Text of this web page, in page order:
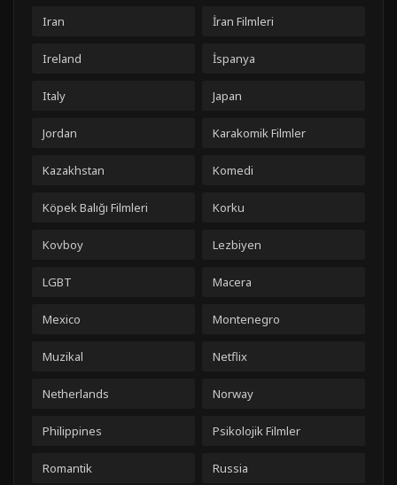
Iran İran Filmleri
Ireland İspanya
Italy Japan
Jordan Karakomik Filmler
Kazakhstan Komedi
Köpek Balığı Filmleri Korku
Kovboy Lezbiyen
LGBT Macera
Mexico Montenegro
Muzikal Netflix
Netherlands Norway
Philippines Psikolojik Filmler
Romantik Russia